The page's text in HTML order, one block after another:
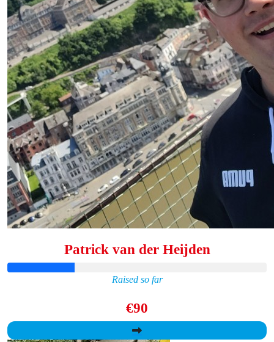
Patrick van der Heijden
Raised so far
€90